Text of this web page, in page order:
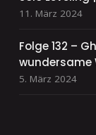
11. März 2024
Folge 132 –
wundersame
5. März 2024